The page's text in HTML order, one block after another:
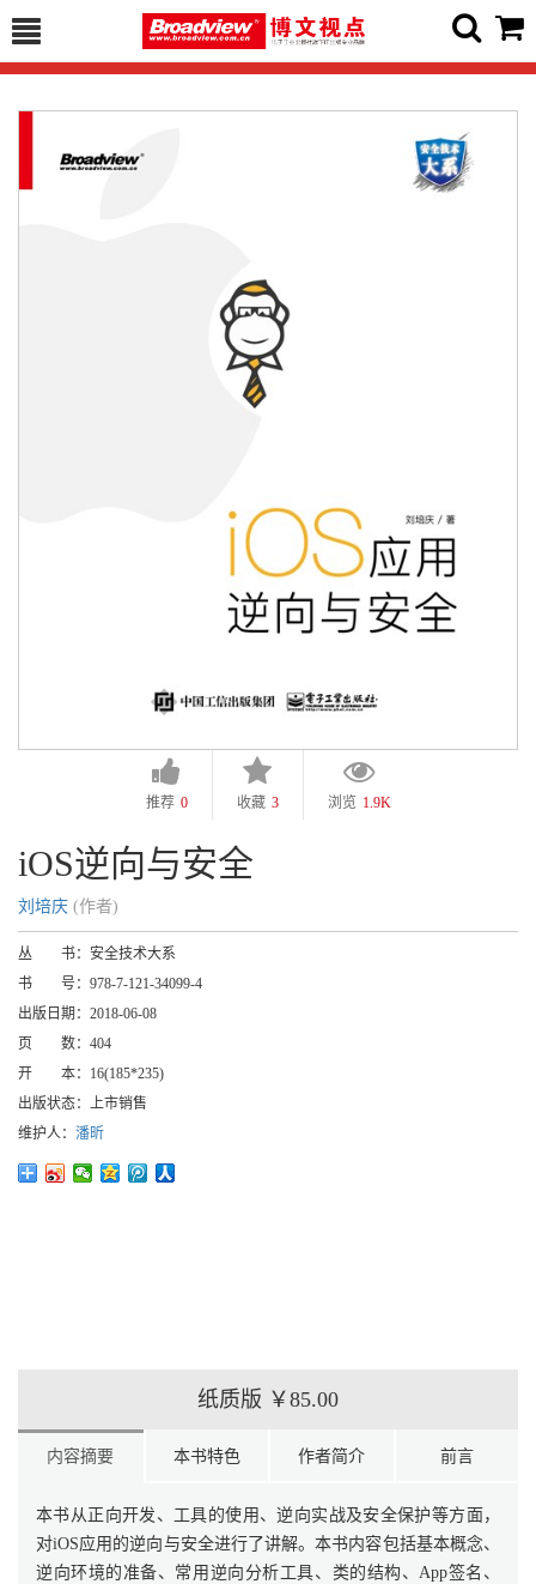
推荐 0 收藏 3 浏览 1.9K
iOS逆向与安全
刘培庆 (作者)
丛 书： 安全技术大系
书 号： 978-7-121-34099-4
出版日期： 2018-06-08
页 数： 404
开 本： 16(185*235)
出版状态： 上市销售
维护人： 潘昕
纸质版 ￥85.00
内容摘要 本书特色 作者简介 前言
本书从正向开发、工具的使用、逆向实战及安全保护等方面，
对iOS应用的逆向与安全进行了讲解。本书内容包括基本概念、
逆向环境的准备、常用逆向分析工具、类的结构、App签名、